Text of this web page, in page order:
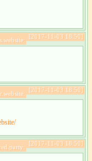
[2017-11-03 18:50]
[2017-11-03 18:50]
[2017-11-03 18:50]